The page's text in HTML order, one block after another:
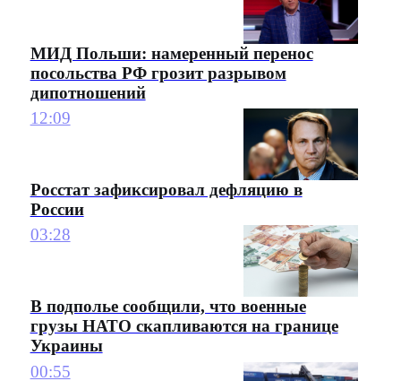
МИД Польши: намеренный перенос
посольства РФ грозит разрывом
дипотношений
12:09
Росстат зафиксировал дефляцию в
России
03:28
В подполье сообщили, что военные
грузы НАТО скапливаются на границе
Украины
00:55